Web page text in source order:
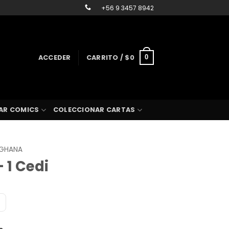
+56 9 3457 8942
ACCEDER CARRITO / $0 0
COMICS COLECCIONAR CARTAS
Cedi